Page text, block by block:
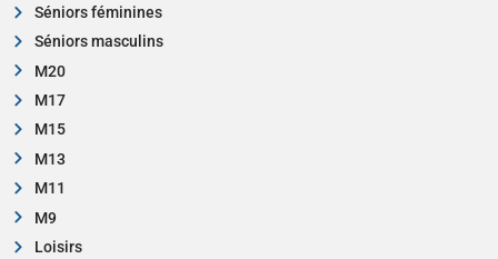
Séniors féminines
Séniors masculins
M20
M17
M15
M13
M11
M9
Loisirs